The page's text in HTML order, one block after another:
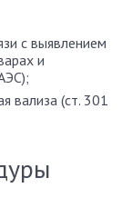
с выявлением
и
вализа (ст. 301